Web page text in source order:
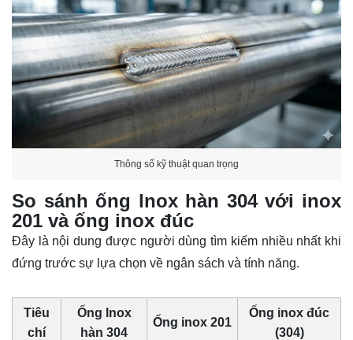
Thông số kỹ thuật quan trọng
So sánh ống lnox hàn 304 với inox
201 và ống inox đúc
Đây là nội dung được người dùng tìm kiếm nhiều nhất khi
đứng trước sự lựa chọn về ngân sách và tính năng.
Tiêu
chí
Ống lnox
hàn 304
Ống inox 201
Ống inox đúc
(304)